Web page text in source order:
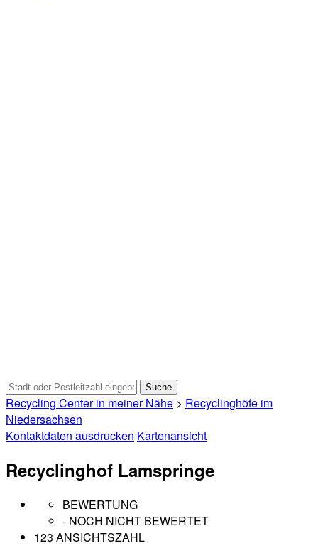
Recycling Center in meiner Nähe > Recyclinghöfe im
Niedersachsen
Kontaktdaten ausdrucken Kartenansicht
Recyclinghof Lamspringe
BEWERTUNG
- NOCH NICHT BEWERTET
123 ANSICHTSZAHL